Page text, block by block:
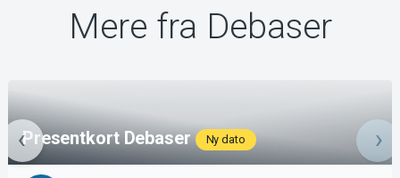
Mere fra Debaser
Presentkort Debaser Ny dato